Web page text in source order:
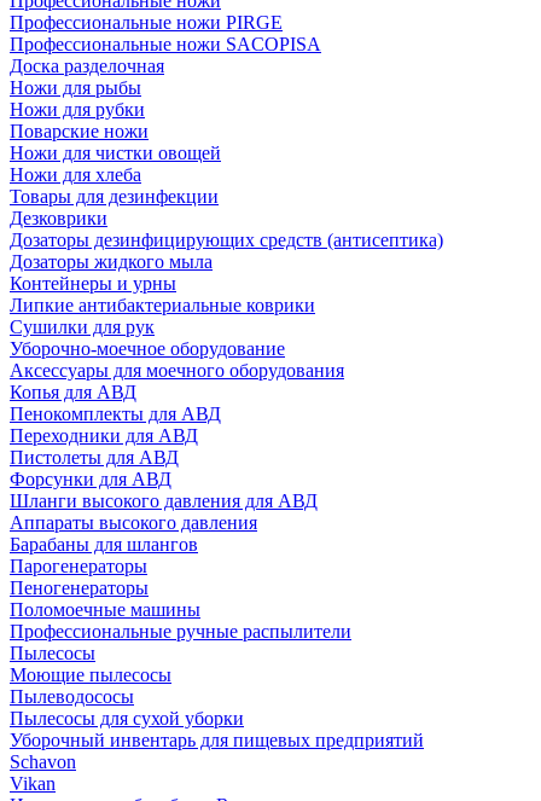
Профессиональные ножи PIRGE
Профессиональные ножи SACOPISA
Доска разделочная
Ножи для рыбы
Ножи для рубки
Поварские ножи
Ножи для чистки овощей
Ножи для хлеба
Товары для дезинфекции
Дезковрики
Дозаторы дезинфицирующих средств (антисептика)
Дозаторы жидкого мыла
Контейнеры и урны
Липкие антибактериальные коврики
Сушилки для рук
Уборочно-моечное оборудование
Аксессуары для моечного оборудования
Копья для АВД
Пенокомплекты для АВД
Переходники для АВД
Пистолеты для АВД
Форсунки для АВД
Шланги высокого давления для АВД
Аппараты высокого давления
Барабаны для шлангов
Парогенераторы
Пеногенераторы
Поломоечные машины
Профессиональные ручные распылители
Пылесосы
Моющие пылесосы
Пылеводососы
Пылесосы для сухой уборки
Уборочный инвентарь для пищевых предприятий
Schavon
Vikan